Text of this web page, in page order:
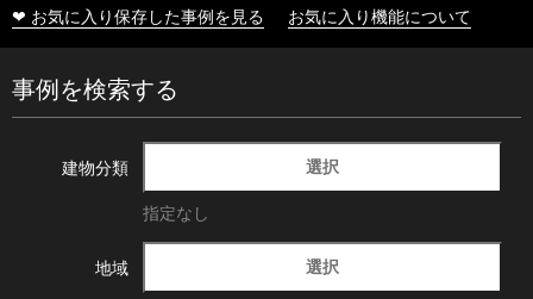
❤ お気に入り保存した事例を見る お気に入り機能について
事例を検索する
建物分類 選択
指定なし
地域 選択